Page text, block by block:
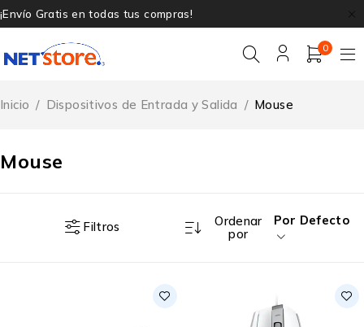
¡Envío Gratis en todas tus compras!
0
Mouse
Inicio / Dispositivos de Entrada y Salida / Mouse
Filtros
Ordenar
por
Por Defecto